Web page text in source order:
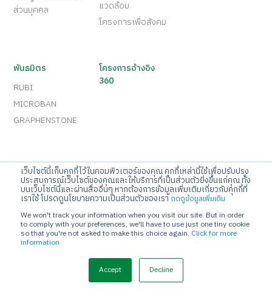
เว็บไซต์นี้เก็บคุกกี้ไว้ในคอมพิวเตอร์ของคุณ คุกกี้เหล่านี้ใช้เพื่อปรับปรุง
ประสบการณ์เว็บไซต์ของคุณและให้บริการที่เป็นส่วนตัวยิ่งขึ้นแก่คุณ ทั้ง
บนเว็บไซต์นี้และผ่านสื่ออื่นๆ หากต้องการข้อมูลเพิ่มเติมเกี่ยวกับคุกกี้ที่
เราใช้ โปรดดูนโยบายความเป็นส่วนตัวของเรากดดูข้อมูลเพิ่มเติม
We won't track your information when you visit our site. But in order
to comply with your preferences, we'll have to use just one tiny cookie
so that you're not asked to make this choice again. Click for more
information
Accept Decline
ส่วนบุคคล
แวดล้อม
โครงการเพื่อสังคม
พันธมิตร
RUBI
MICROBAN
GRAPHENSTONE
โครงการอ้างอิง
360
บริษัท จระเข้ คอร์ปอเรชั่น จำกัด
เลขที่ 10 ถนนกรุงเทพกรีฑา แขวงทับช้าง เขตสะพานสูง
กรุงเทพมหานคร 10250
Call Center
โทร 02-720-1112